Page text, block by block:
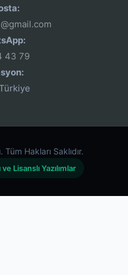
43 79
Hakları Saklıdır.
Lisanslı Yazılımlar